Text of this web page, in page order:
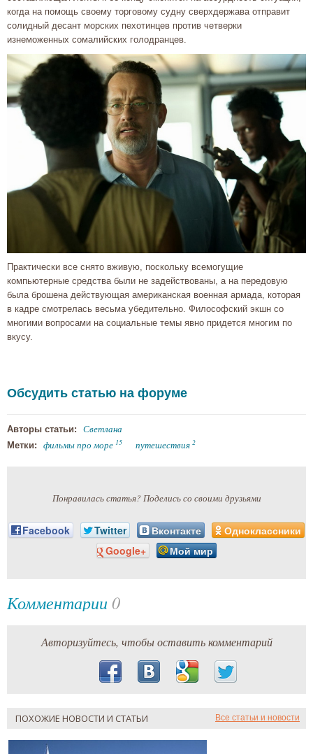
когда на помощь своему торговому судну сверхдержава отправит
солидный десант морских пехотинцев против четверки
изнеможенных сомалийских голодранцев.
Практически все снято вживую, поскольку всемогущие
компьютерные средства были не задействованы, а на передовую
была брошена действующая американская военная армада, которая
в кадре смотрелась весьма убедительно. Философский экшн со
многими вопросами на социальные темы явно придется многим по
вкусу.
Обсудить статью на форуме
Авторы статьи: Светлана
Метки: фильмы про море 15 путешествия 2
Понравилась статья? Поделись со своими друзьями
Facebook Twitter Вконтакте
Одноклассники
Google+
Мой мир
Комментарии 0
Авторизуйтесь, чтобы оставить комментарий
ПОХОЖИЕ НОВОСТИ И СТАТЬИ Все статьи и новости